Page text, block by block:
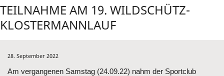
TEILNAHME AM 19. WILDSCHÜTZ-
KLOSTERMANNLAUF
28. September 2022
Am vergangenen Samstag (24.09.22) nahm der Sportclub